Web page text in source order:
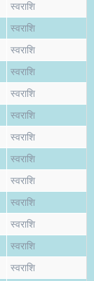
स्वराशि
स्वराशि
स्वराशि
स्वराशि
स्वराशि
स्वराशि
स्वराशि
स्वराशि
स्वराशि
स्वराशि
स्वराशि
स्वराशि
स्वराशि